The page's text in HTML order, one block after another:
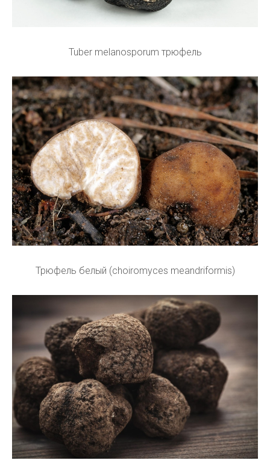
Tuber melanosporum трюфель
Трюфель белый (choiromyces meandriformis)